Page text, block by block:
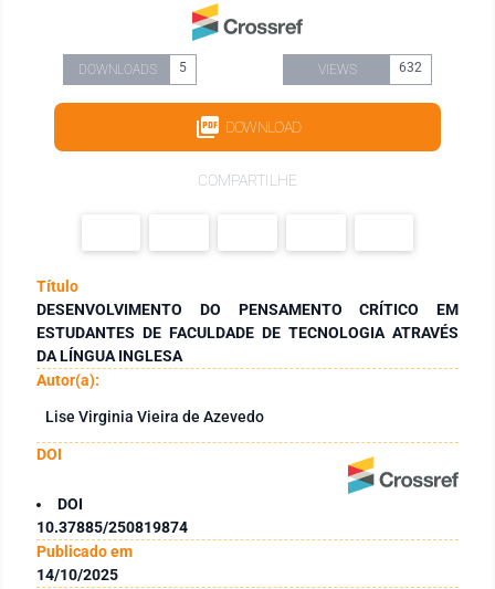
DOWNLOADS 5 VIEWS 632
DOWNLOAD
COMPARTILHE
Título
DESENVOLVIMENTO DO PENSAMENTO CRÍTICO EM
ESTUDANTES DE FACULDADE DE TECNOLOGIA ATRAVÉS
DA LÍNGUA INGLESA
Autor(a):
Lise Virginia Vieira de Azevedo
DOI
DOI
10.37885/250819874
Publicado em
14/10/2025